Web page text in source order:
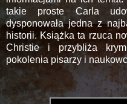
takie proste Carla
dysponowała jedna z
historii. Książka ta rzuca
Christie i przybliża
pokolenia pisarzy i